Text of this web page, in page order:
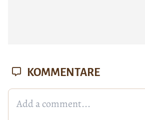
KOMMENTARE